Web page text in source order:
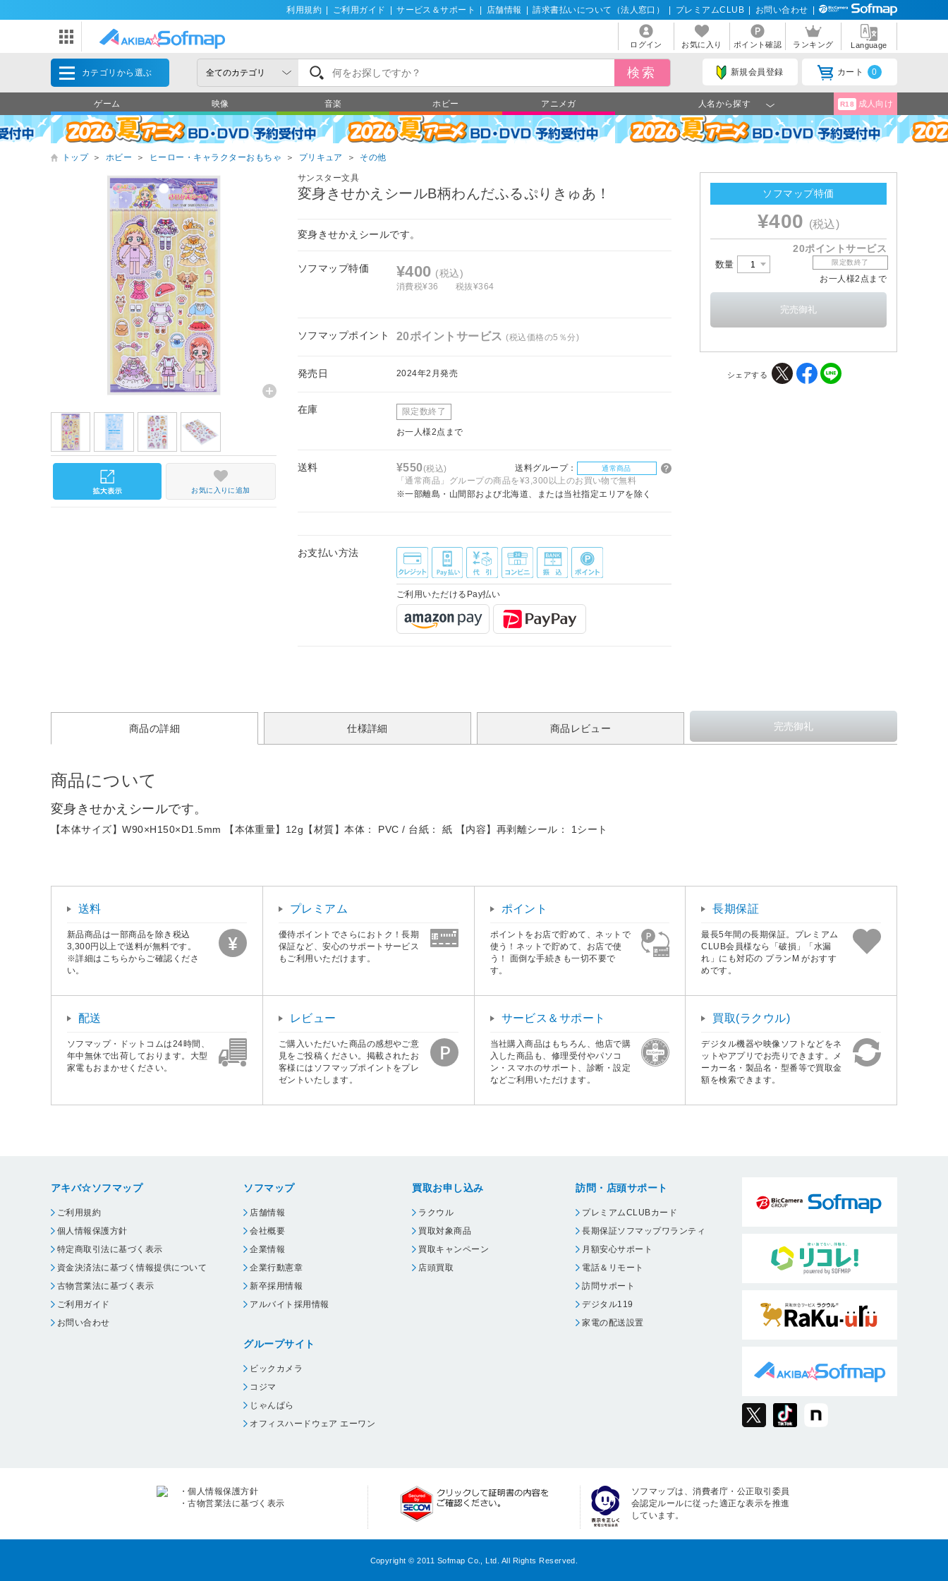
利用規約 ご利用ガイド サービス＆サポート 店舗情報 請求書払いについて（法人窓口） プレミアムCLUB お問い合わせ
ログイン お気に入り ポイント確認 ランキング Language
カテゴリから選ぶ 新規会員登録 カート 0
ゲーム 映像 音楽 ホビー アニメガ 人名から探す R18 成人向け
トップ ＞ ホビー ＞ ヒーロー・キャラクターおもちゃ ＞ プリキュア ＞ その他
サンスター文具
変身きせかえシールB柄わんだふるぷりきゅあ！
変身きせかえシールです。
ソフマップ特価 ¥400 (税込)
消費税¥36 税抜¥364
ソフマップポイント 20ポイントサービス(税込価格の5％分)
発売日 2024年2月発売
在庫 限定数終了
お一人様2点まで
送料 ¥550(税込) 送料グループ： 通常商品
「通常商品」グループの商品を¥3,300以上のお買い物で無料
※一部離島・山間部および北海道、または当社指定エリアを除く
お支払い方法
ご利用いただけるPay払い
お気に入りに追加
ソフマップ特価
¥400 (税込)
20ポイントサービス
数量 限定数終了
お一人様2点まで
シェアする
商品の詳細 仕様詳細 商品レビュー
商品について
変身きせかえシールです。
【本体サイズ】W90×H150×D1.5mm 【本体重量】12g【材質】本体： PVC / 台紙： 紙 【内容】再剥離シール： 1シート
送料
新品商品は一部商品を除き税込
3,300円以上で送料が無料です。
※詳細はこちらからご確認くださ
い。
プレミアム
優待ポイントでさらにおトク！長期
保証など、安心のサポートサービス
もご利用いただけます。
ポイント
ポイントをお店で貯めて、ネットで
使う！ネットで貯めて、お店で使
う！ 面倒な手続きも一切不要で
す。
長期保証
最長5年間の長期保証。プレミアム
CLUB会員様なら「破損」「水漏
れ」にも対応の プランM がおすす
めです。
配送
ソフマップ・ドットコムは24時間、
年中無休で出荷しております。大型
家電もおまかせください。
レビュー
ご購入いただいた商品の感想やご意
見をご投稿ください。掲載されたお
客様にはソフマップポイントをプレ
ゼントいたします。
サービス＆サポート
当社購入商品はもちろん、他店で購
入した商品も、修理受付やパソコ
ン・スマホのサポート、診断・設定
などご利用いただけます。
買取(ラクウル)
デジタル機器や映像ソフトなどをネ
ットやアプリでお売りできます。メ
ーカー名・製品名・型番等で買取金
額を検索できます。
アキバ☆ソフマップ
ご利用規約
個人情報保護方針
特定商取引法に基づく表示
資金決済法に基づく情報提供について
古物営業法に基づく表示
ご利用ガイド
お問い合わせ
ソフマップ
店舗情報
会社概要
企業情報
企業行動憲章
新卒採用情報
アルバイト採用情報
グループサイト
ビックカメラ
コジマ
じゃんぱら
オフィスハードウェア エーワン
買取お申し込み
ラクウル
買取対象商品
買取キャンペーン
店頭買取
訪問・店頭サポート
プレミアムCLUBカード
長期保証ソフマップワランティ
月額安心サポート
電話＆リモート
訪問サポート
デジタル119
家電の配送設置
・個人情報保護方針
・古物営業法に基づく表示
ソフマップは、消費者庁・公正取引委員
会認定ルールに従った適正な表示を推進
しています。
Copyright © 2011 Sofmap Co., Ltd. All Rights Reserved.